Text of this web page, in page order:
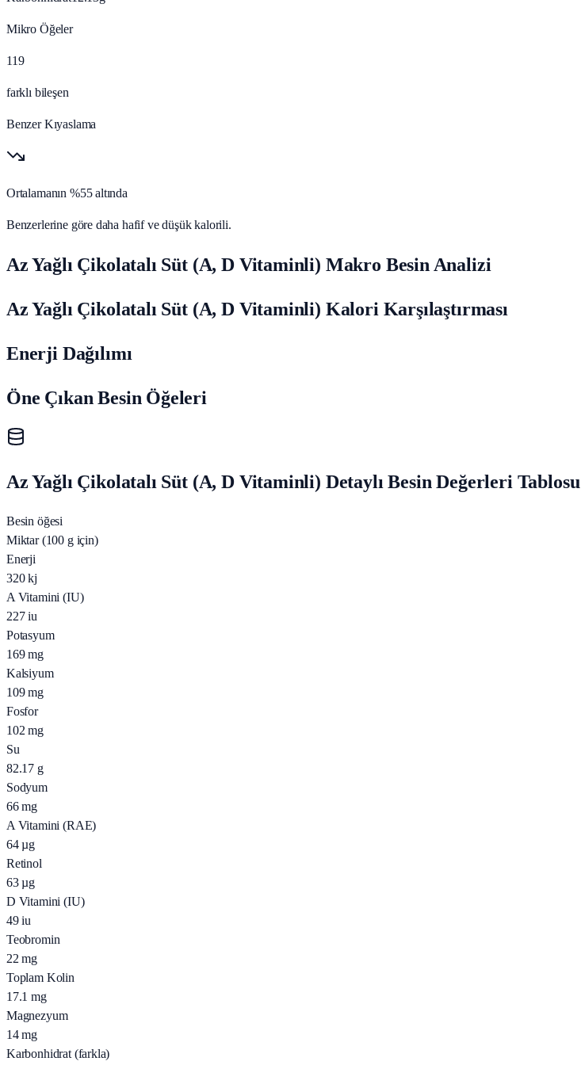
Mikro Öğeler
119
farklı bileşen
Benzer Kıyaslama
Ortalamanın %55 altında
Benzerlerine göre daha hafif ve düşük kalorili.
Az Yağlı Çikolatalı Süt (A, D Vitaminli) Makro Besin Analizi
Az Yağlı Çikolatalı Süt (A, D Vitaminli) Kalori Karşılaştırması
Enerji Dağılımı
Öne Çıkan Besin Öğeleri
Az Yağlı Çikolatalı Süt (A, D Vitaminli) Detaylı Besin Değerleri Tablosu
Besin öğesi
Miktar (100 g için)
Enerji
320 kj
A Vitamini (IU)
227 iu
Potasyum
169 mg
Kalsiyum
109 mg
Fosfor
102 mg
Su
82.17 g
Sodyum
66 mg
A Vitamini (RAE)
64 µg
Retinol
63 µg
D Vitamini (IU)
49 iu
Teobromin
22 mg
Toplam Kolin
17.1 mg
Magnezyum
14 mg
Karbonhidrat (farkla)